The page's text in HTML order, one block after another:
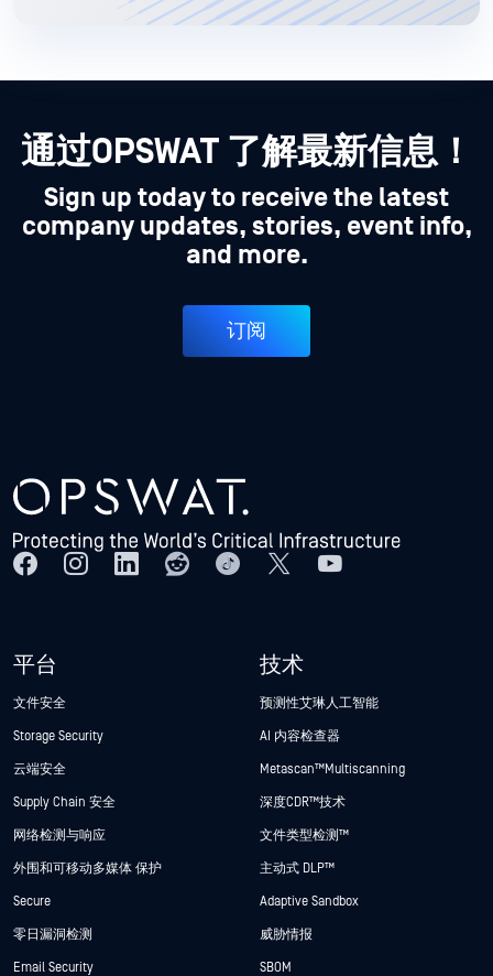
通过OPSWAT 了解最新信息！
Sign up today to receive the latest
company updates, stories, event info,
and more.
订阅
平台
文件安全
Storage Security
云端安全
Supply Chain 安全
网络检测与响应
外围和可移动多媒体 保护
Secure
零日漏洞检测
Email Security
技术
预测性艾琳人工智能
AI 内容检查器
Metascan™ Multiscanning
深度CDR™技术
文件类型检测™
主动式 DLP™
Adaptive Sandbox
威胁情报
SBOM